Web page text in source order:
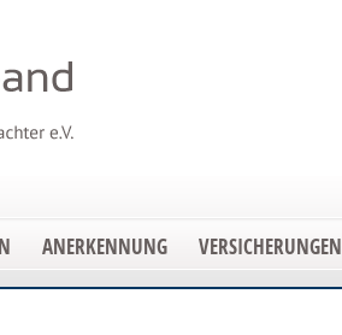
ANERKENNUNG VERSICHERUNGEN